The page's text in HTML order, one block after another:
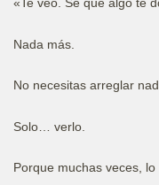
«Te veo. Sé que algo te
Nada más.
No necesitas arreglar
Solo… verlo.
Porque muchas veces,